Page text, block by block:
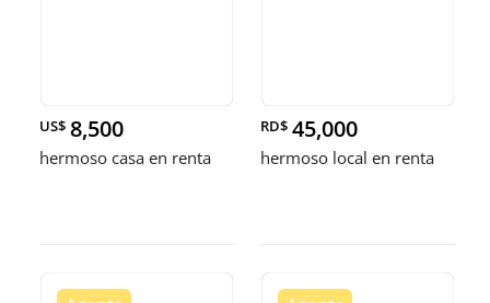
US$ 8,500
hermoso casa en renta
RD$ 45,000
hermoso local en renta